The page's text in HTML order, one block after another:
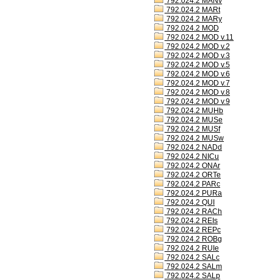
792.024.2 MARt
792.024.2 MARy
792.024.2 MOD
792.024.2 MOD v.11
792.024.2 MOD v.2
792.024.2 MOD v.3
792.024.2 MOD v.5
792.024.2 MOD v.6
792.024.2 MOD v.7
792.024.2 MOD v.8
792.024.2 MOD v.9
792.024.2 MUHb
792.024.2 MUSe
792.024.2 MUSf
792.024.2 MUSw
792.024.2 NADd
792.024.2 NICu
792.024.2 ONAr
792.024.2 ORTe
792.024.2 PARc
792.024.2 PURa
792.024.2 QUI
792.024.2 RACh
792.024.2 REIs
792.024.2 REPc
792.024.2 ROBg
792.024.2 RUIe
792.024.2 SALc
792.024.2 SALm
792.024.2 SALp